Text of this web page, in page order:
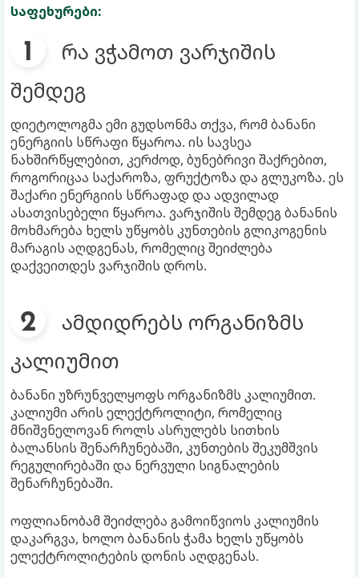
საფეხურები:
რა ვჭამოთ ვარჯიშის
შემდეგ
დიეტოლოგმა ემი გუდსონმა თქვა, რომ ბანანი
ენერგიის სწრაფი წყაროა. ის სავსეა
ნახშირწყლებით, კერძოდ, ბუნებრივი შაქრებით,
როგორიცაა საქაროზა, ფრუქტოზა და გლუკოზა. ეს
შაქარი ენერგიის სწრაფად და ადვილად
ასათვისებელი წყაროა. ვარჯიშის შემდეგ ბანანის
მოხმარება ხელს უწყობს კუნთების გლიკოგენის
მარაგის აღდგენას, რომელიც შეიძლება
დაქვეითდეს ვარჯიშის დროს.
ამდიდრებს ორგანიზმს
კალიუმით
ბანანი უზრუნველყოფს ორგანიზმს კალიუმით.
კალიუმი არის ელექტროლიტი, რომელიც
მნიშვნელოვან როლს ასრულებს სითხის
ბალანსის შენარჩუნებაში, კუნთების შეკუმშვის
რეგულირებაში და ნერვული სიგნალების
შენარჩუნებაში.
ოფლიანობამ შეიძლება გამოიწვიოს კალიუმის
დაკარგვა, ხოლო ბანანის ჭამა ხელს უწყობს
ელექტროლიტების დონის აღდგენას.